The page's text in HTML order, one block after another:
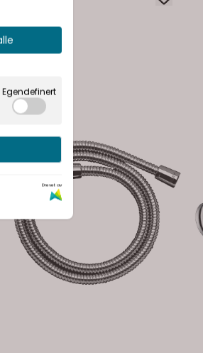
Egendefinert
Drevet av